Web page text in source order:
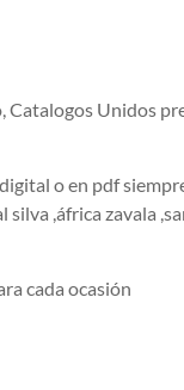
Unidos
o en pdf
,áfrica zavala
cada ocasión